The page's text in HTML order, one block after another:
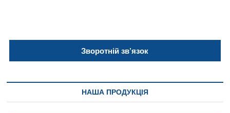
Зворотній зв’язок
НАША ПРОДУКЦІЯ